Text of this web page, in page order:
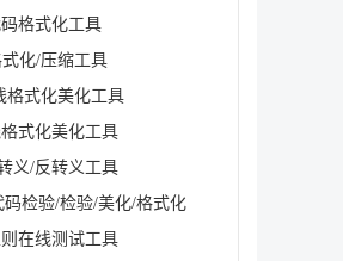
码格式化工具
化/压缩工具
格式化美化工具
式化美化工具
义/反转义工具
码检验/检验/美化/格式化
则在线测试工具